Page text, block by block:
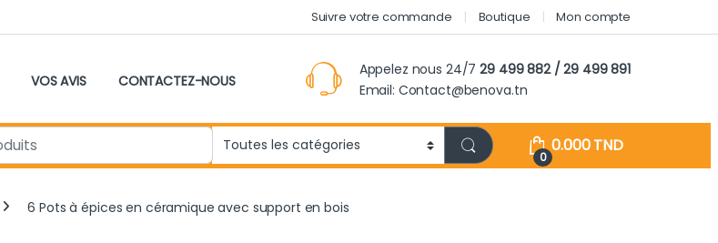
Suivre votre commande Boutique Mon compte
VOS AVIS CONTACTEZ-NOUS
Appelez nous 24/729 499 882 / 29 499 891
Email: Contact@benova.tn
0
0.000TND
6 Pots à épices en céramique avec support en bois